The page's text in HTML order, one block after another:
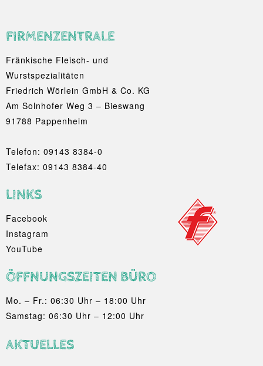
FIRMENZENTRALE
Fränkische Fleisch- und
Wurstspezialitäten
Friedrich Wörlein GmbH & Co. KG
Am Solnhofer Weg 3 – Bieswang
91788 Pappenheim
Telefon: 09143 8384-0
Telefax: 09143 8384-40
LINKS
Facebook
Instagram
YouTube
ÖFFNUNGSZEITEN BÜRO
Mo. – Fr.: 06:30 Uhr – 18:00 Uhr
Samstag: 06:30 Uhr – 12:00 Uhr
AKTUELLES